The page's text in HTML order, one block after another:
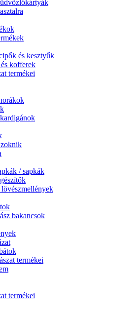
és kesztyűk
kofferek
termékei
/ sapkák
bakancsok
termékei
termékei